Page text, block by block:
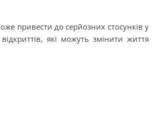
привести до серйозних стосунків у
які можуть змінити життя